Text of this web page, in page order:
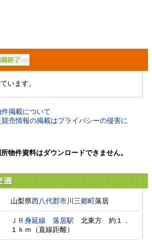
います。
掲載について
競売情報の掲載はプライバシーの侵害に
物件資料はダウンロードできません。
通
山梨県西八代郡市川三郷町落居
ＪＲ身延線 落居駅 北東方　約１．
１ｋｍ（直線距離）